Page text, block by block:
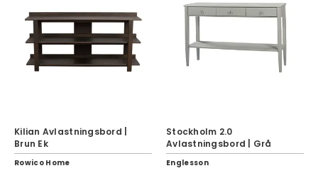
Kilian Avlastningsbord |
Brun Ek
Rowico Home
Stockholm 2.0
Avlastningsbord | Grå
Englesson